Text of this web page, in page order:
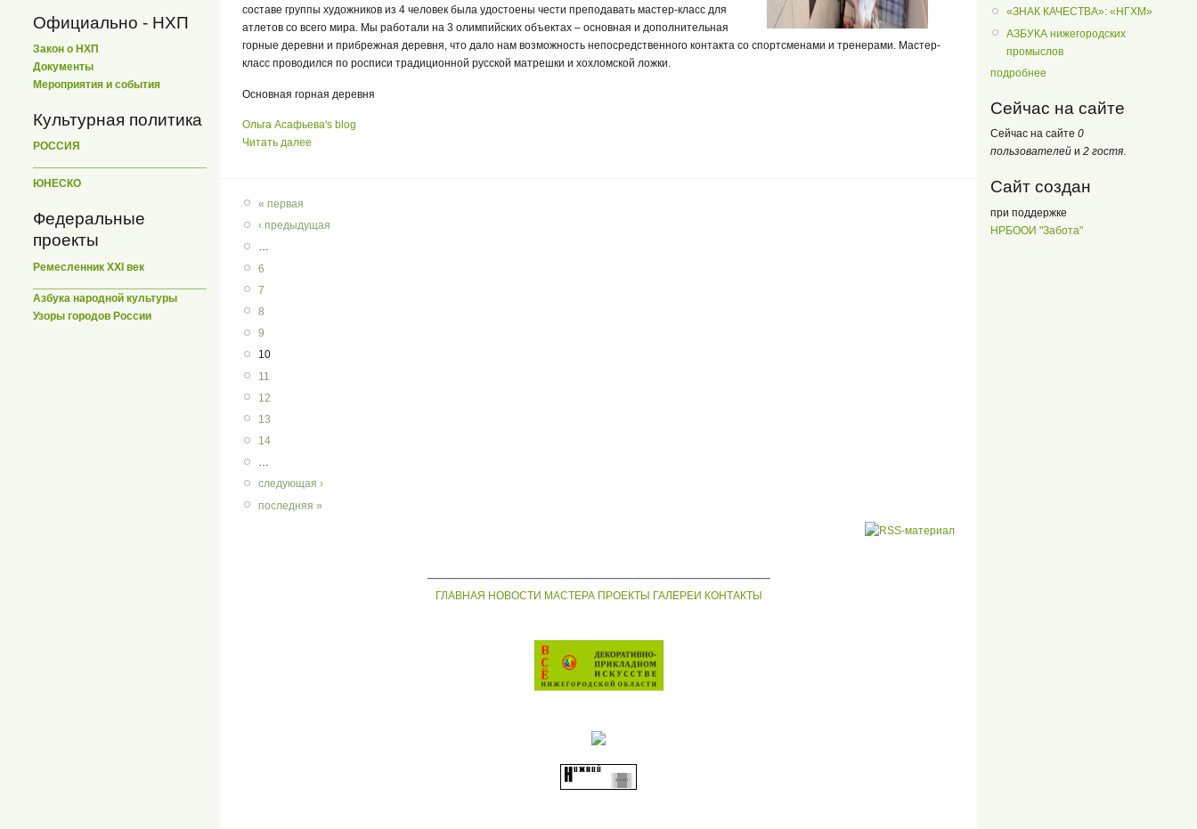
Официально - НХП
Закон о НХП
Документы
Мероприятия и события
Культурная политика
РОССИЯ
ЮНЕСКО
Федеральные
проекты
Ремесленник XXI век
Азбука народной культуры
Узоры городов России
составе группы художников из 4 человек была удостоены чести преподавать мастер-класс для
атлетов со всего мира. Мы работали на 3 олимпийских объектах – основная и дополнительная
горные деревни и прибрежная деревня, что дало нам возможность непосредственного контакта со спортсменами и тренерами. Мастер-
класс проводился по росписи традиционной русской матрешки и хохломской ложки.
Основная горная деревня
Ольга Асафьева's blog
Читать далее
« первая
‹ предыдущая
…
6
7
8
9
10
11
12
13
14
…
следующая ›
последняя »
ГЛАВНАЯ НОВОСТИ МАСТЕРА ПРОЕКТЫ ГАЛЕРЕИ КОНТАКТЫ
«ЗНАК КАЧЕСТВА»: «НГХМ»
АЗБУКА нижегородских
промыслов
подробнее
Сейчас на сайте
Сейчас на сайте 0
пользователей и 2 гостя
Сайт создан
при поддержке
НРБООИ "Забота"